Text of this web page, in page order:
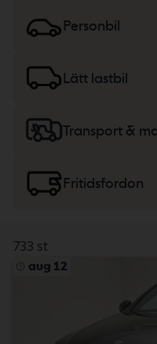
test eller
protokoll. Resultatet
lätta lastbilareller
Personbil
Lätt lastbil
Transport &
Fritidsfordon
733 st
aug 12